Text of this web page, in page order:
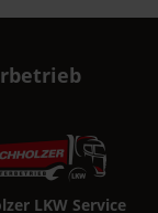
LKW Service